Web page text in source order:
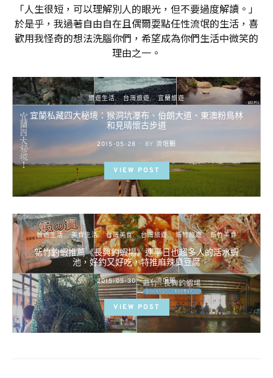
「人生很短，可以理解別人的眼光，但不要過度解讀。」
於是乎，我過著自由自在且偶爾耍點任性流氓的生活，喜
歡用我怪奇的想法洗腦你們，希望成為你們生活中微笑的
理由之一。
旅遊生活 台灣旅遊 宜蘭旅遊
宜蘭私藏四大秘境：猴洞坑瀑布、伯朗大道、東澳粉鳥林
和見晴懷古步道
POSTED
2015-05-28 BY 流氓顆
VIEW POST
旅遊生活 美食生活 台灣美食 台灣旅遊 新竹旅遊 新竹美食
新竹釣蝦推薦《長興釣蝦場》連平日也超多人的活水蝦
池，好釣又好吃，特推麻辣臭豆腐
POSTED
ON
2015-05-30 BY 流氓顆
VIEW POST